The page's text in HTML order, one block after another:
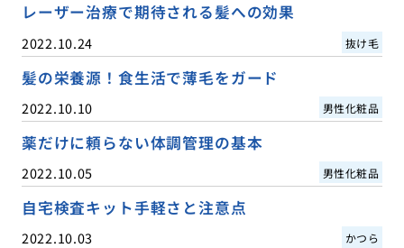
レーザー治療で期待される髪への効果
2022.10.24 抜け毛
髪の栄養源！食生活で薄毛をガード
2022.10.10 男性化粧品
薬だけに頼らない体調管理の基本
2022.10.05 男性化粧品
自宅検査キット手軽さと注意点
2022.10.03 かつら